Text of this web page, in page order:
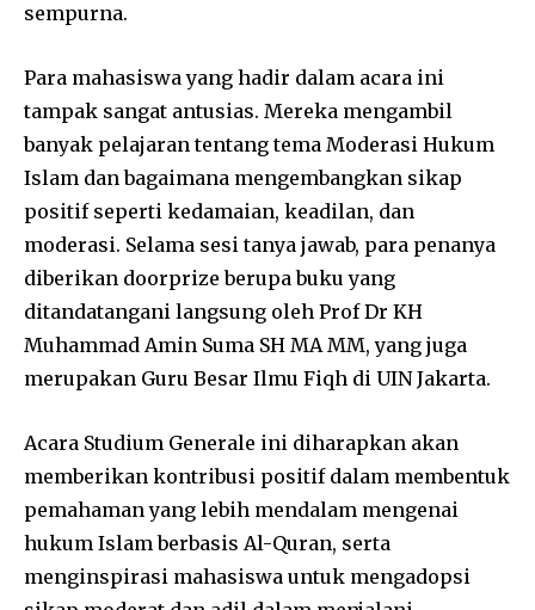
sempurna.
Para mahasiswa yang hadir dalam acara ini
tampak sangat antusias. Mereka mengambil
banyak pelajaran tentang tema Moderasi Hukum
Islam dan bagaimana mengembangkan sikap
positif seperti kedamaian, keadilan, dan
moderasi. Selama sesi tanya jawab, para penanya
diberikan doorprize berupa buku yang
ditandatangani langsung oleh Prof Dr KH
Muhammad Amin Suma SH MA MM, yang juga
merupakan Guru Besar Ilmu Fiqh di UIN Jakarta.
Acara Studium Generale ini diharapkan akan
memberikan kontribusi positif dalam membentuk
pemahaman yang lebih mendalam mengenai
hukum Islam berbasis Al-Quran, serta
menginspirasi mahasiswa untuk mengadopsi